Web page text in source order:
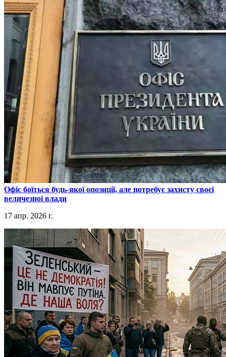
​Офіс боїться будь-якої опозиції, але потребує захисту своєї
величезної влади
17 апр. 2026 г.